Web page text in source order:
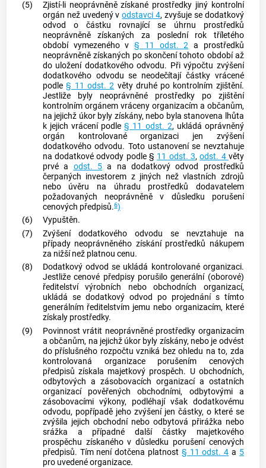
(5)
Zjistí-li neoprávněně získané prostředky jiný kontrolní
orgán než uvedený vodstavci 4, zvyšuje se dodatkový
odvod o částku rovnající se úhrnu prostředků
neoprávněně získaných za poslední rok tříletého
období vymezeného v§ 11 odst. 2 a prostředků
neoprávněně získaných po skončení tohoto období až
do uložení dodatkového odvodu. Při výpočtu zvýšení
dodatkového odvodu se neodečítají částky vrácené
podle§ 11 odst. 2 věty druhé po kontrolním zjištění.
Jestliže byly neoprávněné prostředky po zjištění
kontrolním orgánem vráceny organizacím a občanům,
na jejichž úkor byly získány, nebo byla stanovena lhůta
k jejich vrácení podle§ 11 odst. 2, ukládá oprávněný
orgán kontrolované organizaci jen zvýšení
dodatkového odvodu. Toto ustanovení se nevztahuje
na dodatkové odvody podle § 11 odst. 3,odst. 4 věty
prvé a odst. 5a na dodatkový odvod prostředků
čerpaných investorem z jiných než vlastních zdrojů
nebo úvěru na úhradu prostředků dodavatelem
požadovaných neoprávněně v důsledku porušení
cenových předpisů.6)
(6)
Vypuštěn.
(7)
Zvýšení dodatkového odvodu se nevztahuje na
případy neoprávněného získání prostředků nákupem
za nižší než platnou cenu.
(8)
Dodatkový odvod se ukládá kontrolované organizaci.
Jestliže cenové předpisy porušilo generální (oborové)
ředitelství výrobních nebo obchodních organizací,
ukládá se dodatkový odvod po projednání s tímto
generálním ředitelstvím jemu nebo organizacím, které
získaly prostředky.
(9)
Povinnost vrátit neoprávněné prostředky organizacím
a občanům, na jejichž úkor byly získány, nebo je odvést
do příslušného rozpočtu vzniká bez ohledu na to, zda
kontrolovaná organizace porušením cenových
předpisů získala majetkový prospěch. U obchodních,
odbytových a zásobovacích organizací a ostatních
organizací pověřených obchodními, odbytovými a
zásobovacími výkony, podléhají však dodatkovému
odvodu, popřípadě jeho zvýšení jen částky, o které se
zvýšila jejich obchodní nebo odbytová přirážka nebo
srážka a případné další částky majetkového
prospěchu získaného v důsledku porušení cenových
předpisů. Tím není dotčena platnost § 11 odst. 4 a 5
pro uvedené organizace.